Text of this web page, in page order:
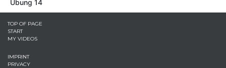
Übung 14
TOP OF PAGE
START
MY VIDEOS
IMPRINT
PRIVACY